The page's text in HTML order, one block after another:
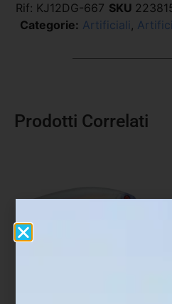
Rif: KJ12DG-667 SKU
Categorie: Artificiali ,
Prodotti Correlati